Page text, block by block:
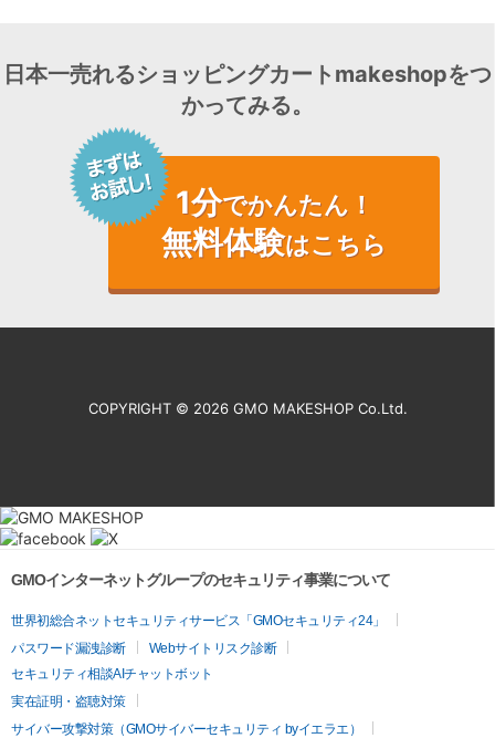
日本一売れるショッピングカートmakeshopをつ
かってみる。
1分でかんたん！
無料体験はこちら
COPYRIGHT © 2026 GMO MAKESHOP Co.Ltd.
GMOインターネットグループのセキュリティ事業について
世界初総合ネットセキュリティサービス「GMOセキュリティ24」
パスワード漏洩診断
Webサイトリスク診断
セキュリティ相談AIチャットボット
実在証明・盗聴対策
サイバー攻撃対策（GMOサイバーセキュリティ byイエラエ）